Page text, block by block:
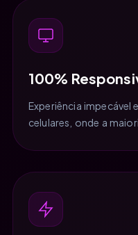
100%
Experiência
celulares, onde a